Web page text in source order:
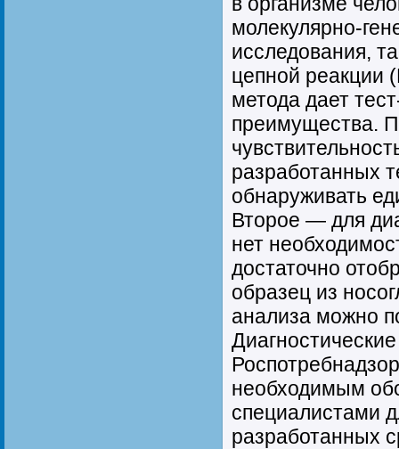
молекулярно-
исследования,
цепной реакции
метода дает
преимущества.
разработанных
обнаруживать
Второе — для
нет
достаточно
образец из
анализа можно
необходимым
специалистами
разработанных